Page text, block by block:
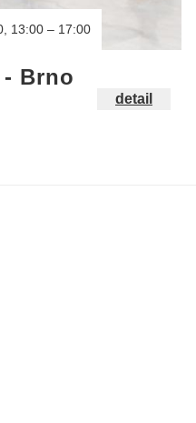
13:00 – 17:00
Brno
detail